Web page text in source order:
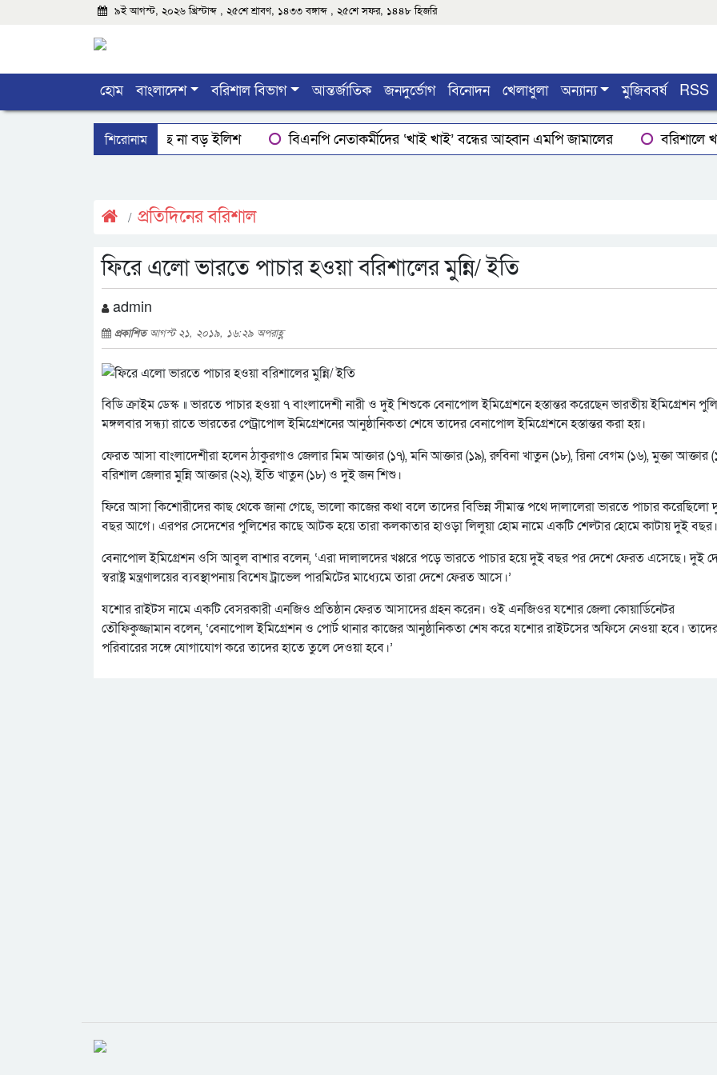
৯ই আগস্ট, ২০২৬ খ্রিস্টাব্দ , ২৫শে শ্রাবণ, ১৪৩৩ বঙ্গাব্দ , ২৫শে সফর, ১৪৪৮ হিজরি
হোম বাংলাদেশ বরিশাল বিভাগ আন্তর্জাতিক জনদুর্ভোগ বিনোদন খেলাধুলা অন্যান্য মুজিববর্ষ RSS
শিরোনাম
বরিশালে মিলছে না বড় ইলিশ বিএনপি নেতাকর্মীদের ‘খাই খাই’ বন্ধের আহ্বান এমপি জামালের বরিশালে
প্রতিদিনের বরিশাল
ফিরে এলো ভারতে পাচার হওয়া বরিশালের মুন্নি/ ইতি
admin
প্রকাশিতআগস্ট ২১, ২০১৯, ১৬:২৯ অপরাহ্ণ
বিডি ক্রাইম ডেস্ক ॥ ভারতে পাচার হওয়া ৭ বাংলাদেশী নারী ও দুই শিশুকে বেনাপোল ইমিগ্রেশনে হস্তান্তর করেছেন ভারতীয় ইমিগ্রেশন
মঙ্গলবার সন্ধ্যা রাতে ভারতের পেট্রাপোল ইমিগ্রেশনের আনুষ্ঠানিকতা শেষে তাদের বেনাপোল ইমিগ্রেশনে হস্তান্তর করা হয়।
ফেরত আসা বাংলাদেশীরা হলেন ঠাকুরগাও জেলার মিম আক্তার (১৭), মনি আক্তার (১৯), রুবিনা খাতুন (১৮), রিনা বেগম (১৬), মুক্তা আক্তার
বরিশাল জেলার মুন্নি আক্তার (২২), ইতি খাতুন (১৮) ও দুই জন শিশু।
ফিরে আসা কিশোরীদের কাছ থেকে জানা গেছে, ভালো কাজের কথা বলে তাদের বিভিন্ন সীমান্ত পথে দালালেরা ভারতে পাচার করেছিলো
বছর আগে। এরপর সেদেশের পুলিশের কাছে আটক হয়ে তারা কলকাতার হাওড়া লিলুয়া হোম নামে একটি শেল্টার হোমে কাটায় দুই বছর।
বেনাপোল ইমিগ্রেশন ওসি আবুল বাশার বলেন, ‘এরা দালালদের খপ্পরে পড়ে ভারতে পাচার হয়ে দুই বছর পর দেশে ফেরত এসেছে। দুই
স্বরাষ্ট্র মন্ত্রণালয়ের ব্যবস্থাপনায় বিশেষ ট্রাভেল পারমিটের মাধ্যেমে তারা দেশে ফেরত আসে।’
যশোর রাইটস নামে একটি বেসরকারী এনজিও প্রতিষ্ঠান ফেরত আসাদের গ্রহন করেন। ওই এনজিওর যশোর জেলা কোয়ার্ডিনেটর
তৌফিকুজ্জামান বলেন, ‘বেনাপোল ইমিগ্রেশন ও পোর্ট থানার কাজের আনুষ্ঠানিকতা শেষ করে যশোর রাইটসের অফিসে নেওয়া হবে।
পরিবারের সঙ্গে যোগাযোগ করে তাদের হাতে তুলে দেওয়া হবে।’